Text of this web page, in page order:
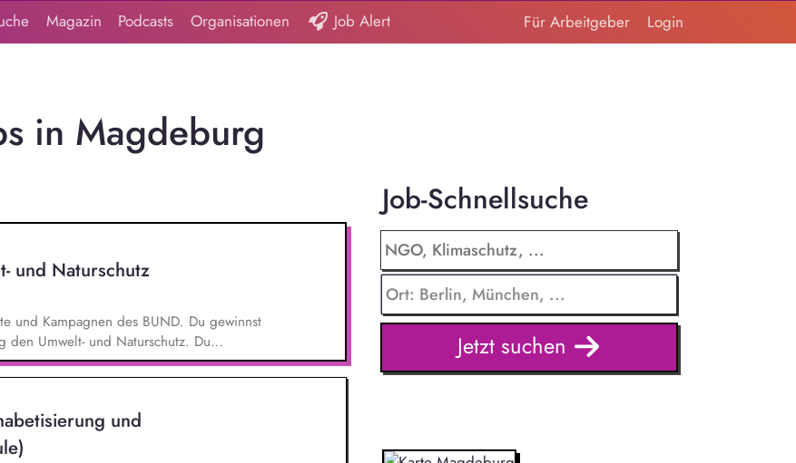
Magazin Podcasts Organisationen Job Alert Für Arbeitgeber Login
in Magdeburg
und Naturschutz
und Kampagnen des BUND. Du gewinnst
den Umwelt- und Naturschutz. Du
nach bestem Wissen und
beispielsweise durch das Sammeln
und
Job-Schnellsuche
Jetzt suchen